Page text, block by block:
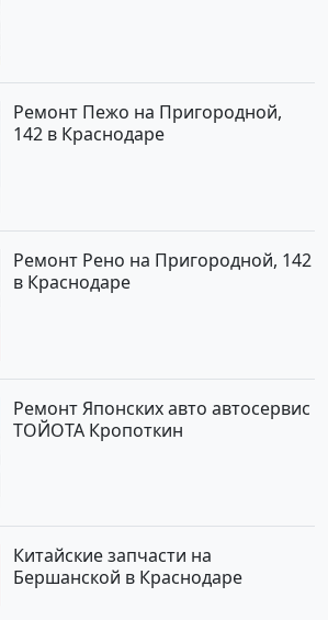
Ремонт Пежо на Пригородной,
142 в Краснодаре
Ремонт Рено на Пригородной, 142
в Краснодаре
Ремонт Японских авто автосервис
ТОЙОТА Кропоткин
Китайские запчасти на
Бершанской в Краснодаре